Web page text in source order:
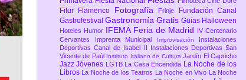
Fitur Flamenco Fotografía Frinje
Fundación Canal
Gastrofestival Gastronomía Gratis Guías Halloween
Hoteles Humor IFEMA Feria de Madrid
IV Centenario
Cervantes
Imprenta Municipal Improvisación
Instalaciones
Deportivas Canal de Isabel II
Instalaciones Deportivas San
Vicente de Paúl
Instituto Italiano de CulturaJardín El Capricho
JazzJóvenes LGTB La Casa Encendida La Noche de los
Libros
La Noche de los Teatros La Noche en Vivo
La Noche